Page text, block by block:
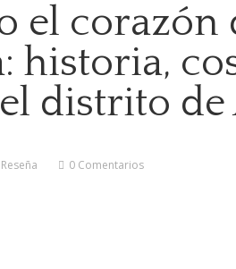
el corazón
historia,
distrito de
Reseña 0 Comentarios